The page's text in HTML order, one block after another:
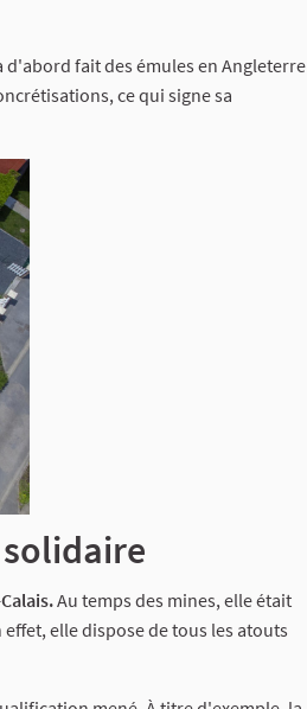
d'abord fait des émules en Angleterre
ce qui signe sa
Au temps des mines, elle était
effet, elle dispose de tous les atouts